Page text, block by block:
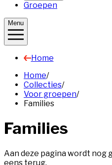
Groepen
Menu
Home
Home/
Collecties/
Voor groepen/
Families
Families
Aan deze pagina wordt nog
eens terug.